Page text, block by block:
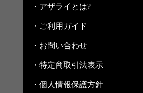
・アザライとは?
・ご利用ガイド
・お問い合わせ
・特定商取引法表示
・個人情報保護方針